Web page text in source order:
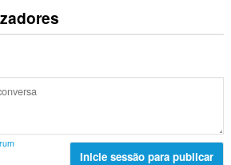
Inicie sessão para publicar